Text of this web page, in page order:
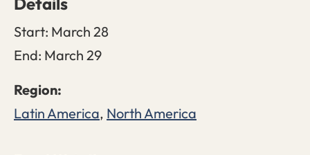
Start: March 28
End: March 29
Latin America, North America